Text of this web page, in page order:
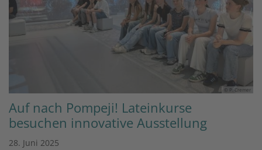
© P. Cremer
Auf nach Pompeji! Lateinkurse
besuchen innovative Ausstellung
28. Juni 2025